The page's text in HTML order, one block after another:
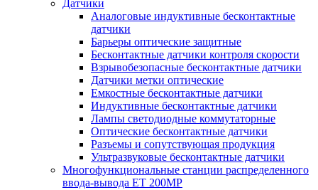
Датчики
Аналоговые индуктивные бесконтактные
датчики
Барьеры оптические защитные
Бесконтактные датчики контроля скорости
Взрывобезопасные бесконтактные датчики
Датчики метки оптические
Емкостные бесконтактные датчики
Индуктивные бесконтактные датчики
Лампы светодиодные коммутаторные
Оптические бесконтактные датчики
Разъемы и сопутствующая продукция
Ультразвуковые бесконтактные датчики
Многофункциональные станции распределенного
ввода-вывода ET 200MP